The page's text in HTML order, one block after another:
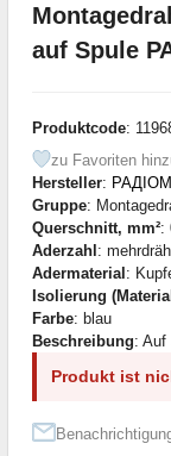
auf Spule
Produktcode:
zu Favoriten
Hersteller:
Gruppe:
Querschnitt, mm²:
Aderzahl:
Adermaterial:
Isolierung
Farbe: blau
Beschreibung: Auf
Produkt ist